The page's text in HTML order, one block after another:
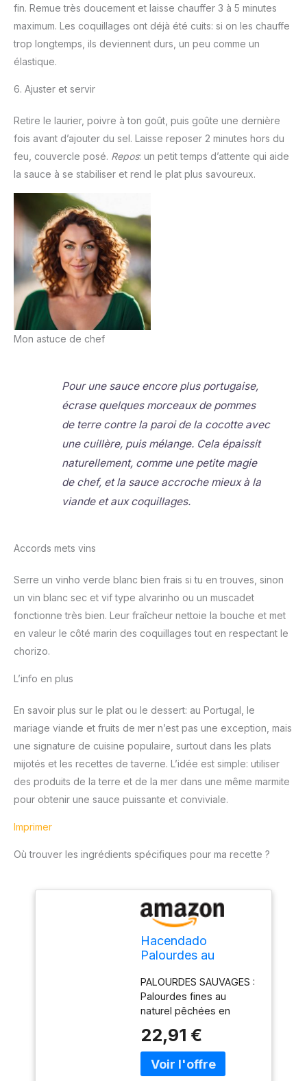
fin. Remue très doucement et laisse chauffer 3 à 5 minutes
maximum. Les coquillages ont déjà été cuits: si on les chauffe
trop longtemps, ils deviennent durs, un peu comme un
élastique.
6. Ajuster et servir
Retire le laurier, poivre à ton goût, puis goûte une dernière
fois avant d’ajouter du sel. Laisse reposer 2 minutes hors du
feu, couvercle posé. Repos: un petit temps d’attente qui aide
la sauce à se stabiliser et rend le plat plus savoureux.
Mon astuce de chef
Pour une sauce encore plus portugaise,
écrase quelques morceaux de pommes
de terre contre la paroi de la cocotte avec
une cuillère, puis mélange. Cela épaissit
naturellement, comme une petite magie
de chef, et la sauce accroche mieux à la
viande et aux coquillages.
Accords mets vins
Serre un vinho verde blanc bien frais si tu en trouves, sinon
un vin blanc sec et vif type alvarinho ou un muscadet
fonctionne très bien. Leur fraîcheur nettoie la bouche et met
en valeur le côté marin des coquillages tout en respectant le
chorizo.
L’info en plus
En savoir plus sur le plat ou le dessert: au Portugal, le
mariage viande et fruits de mer n’est pas une exception, mais
une signature de cuisine populaire, surtout dans les plats
mijotés et les recettes de taverne. L’idée est simple: utiliser
des produits de la terre et de la mer dans une même marmite
pour obtenir une sauce puissante et conviviale.
Imprimer
Où trouver les ingrédients spécifiques pour ma recette ?
Hacendado
Palourdes au
Sauvage, 111g (63g
Net Égoutté), Lot de
6 Boîtes
PALOURDES SAUVAGES :
Palourdes fines au
naturel pêchées en
Espagne, présentées
entières dans leur jus
naturel pour préserver
22,91 €